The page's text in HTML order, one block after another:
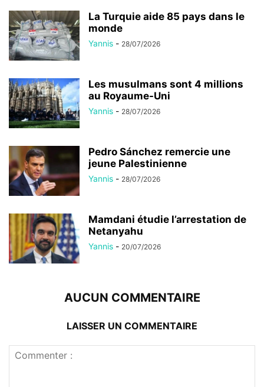
La Turquie aide 85 pays dans le
monde
Yannis - 28/07/2026
Les musulmans sont 4 millions
au Royaume-Uni
Yannis - 28/07/2026
Pedro Sánchez remercie une
jeune Palestinienne
Yannis - 28/07/2026
Mamdani étudie l’arrestation de
Netanyahu
Yannis - 20/07/2026
AUCUN COMMENTAIRE
LAISSER UN COMMENTAIRE